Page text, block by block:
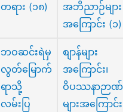
တရား (၁၈)
အဘိညာဉ်များ
အကြောင်း (၁)
ဘဝဆင်းရဲမှ
လွတ်မြောက်
ရာသို့
လမ်းပြ
စျာန်များ
အကြောင်း၊
ဝိပဿနာဉာဏ်
များအကြောင်း၊